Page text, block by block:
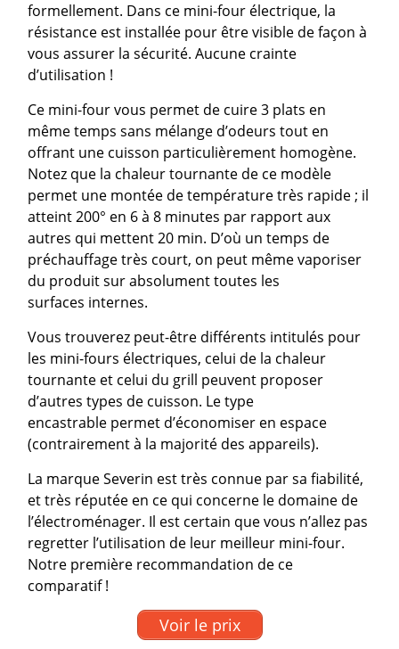
formellement. Dans ce mini-four électrique, la
résistance est installée pour être visible de façon à
vous assurer la sécurité. Aucune crainte
d’utilisation !
Ce mini-four vous permet de cuire 3 plats en
même temps sans mélange d’odeurs tout en
offrant une cuisson particulièrement homogène.
Notez que la chaleur tournante de ce modèle
permet une montée de température très rapide ; il
atteint 200° en 6 à 8 minutes par rapport aux
autres qui mettent 20 min. D’où un temps de
préchauffage très court, on peut même vaporiser
du produit sur absolument toutes les
surfaces internes.
Vous trouverez peut-être différents intitulés pour
les mini-fours électriques, celui de la chaleur
tournante et celui du grill peuvent proposer
d’autres types de cuisson. Le type
encastrable permet d’économiser en espace
(contrairement à la majorité des appareils).
La marque Severin est très connue par sa fiabilité,
et très réputée en ce qui concerne le domaine de
l’électroménager. Il est certain que vous n’allez pas
regretter l’utilisation de leur meilleur mini-four.
Notre première recommandation de ce
comparatif !
Voir le prix